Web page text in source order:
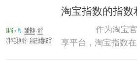
淘宝指数的指数
作为淘宝官方
享平台，淘宝指数